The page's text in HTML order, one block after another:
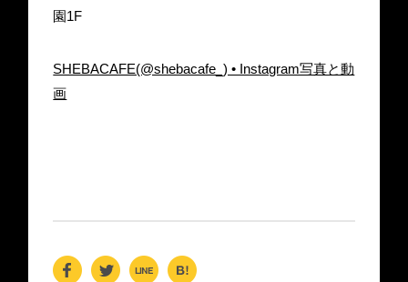
園1F
SHEBACAFE(@shebacafe_) • Instagram写真と動
画
F
T
Li H